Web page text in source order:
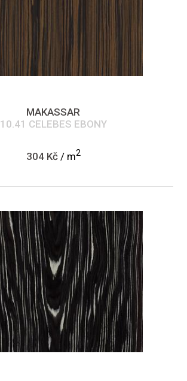
MAKASSAR
10.41 CELEBES EBONY
304 Kč/ m2